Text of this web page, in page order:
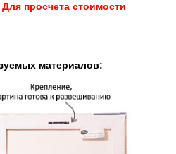
Для просчета стоимости
материалов: